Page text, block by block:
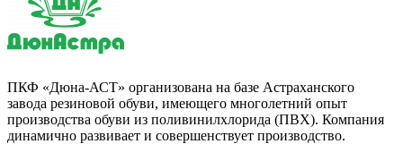
ПКФ «Дюна-АСТ» организована на базе Астраханского
завода резиновой обуви, имеющего многолетний опыт
производства обуви из поливинилхлорида (ПВХ). Компания
динамично развивает и совершенствует производство.